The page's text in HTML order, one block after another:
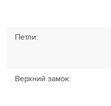
Петли:
Верхний замок: